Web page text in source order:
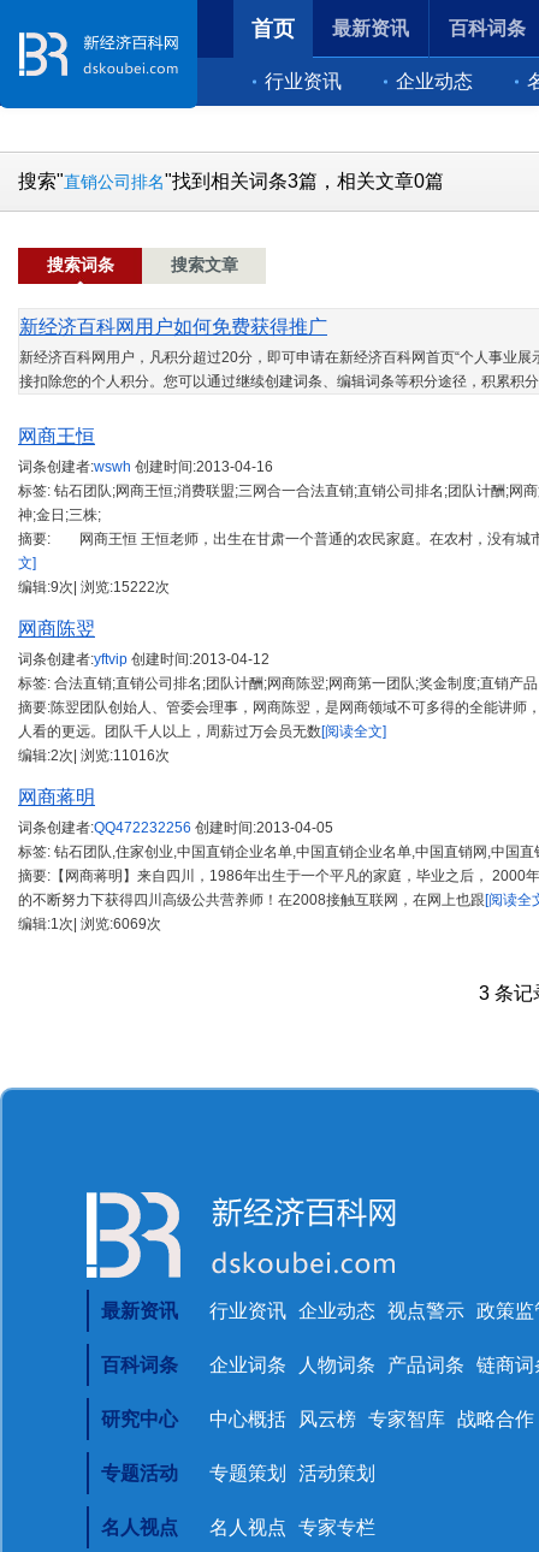
首页
行业资讯 企业动态
最新资讯 百科词条
搜索"直销公司排名"找到相关词条3篇，相关文章0篇
搜索词条 搜索文章
新经济百科网用户如何免费获得推广
新经济百科网用户，凡积分超过20分，即可申请在新经济百科网首页“个人事业
接扣除您的个人积分。您可以通过继续创建词条、编辑词条等积分途径，积累积
网商王恒
词条创建者:wswh 创建时间:2013-04-16
标签: 钻石团队;网商王恒;消费联盟;三网合一合法直销;直销公司排名;团队计酬;网
神;金日;三株;
摘要: 网商王恒 王恒老师，出生在甘肃一个普通的农民家庭。在农村，没有城
文]
编辑:9次| 浏览:15222次
网商陈翌
词条创建者:yftvip 创建时间:2013-04-12
标签: 合法直销;直销公司排名;团队计酬;网商陈翌;网商第一团队;奖金制度;直销产品
摘要:陈翌团队创始人、管委会理事，网商陈翌，是网商领域不可多得的全能讲
人看的更远。团队千人以上，周薪过万会员无数[阅读全文]
编辑:2次| 浏览:11016次
网商蒋明
词条创建者:QQ472232256 创建时间:2013-04-05
标签: 钻石团队,住家创业,中国直销企业名单,中国直销企业名单,中国直销网,中国
摘要:【网商蒋明】来自四川，1986年出生于一个平凡的家庭，毕业之后， 2000
的不断努力下获得四川高级公共营养师！在2008接触互联网，在网上也跟 [阅读全
编辑:1次| 浏览:6069次
3 条记
最新资讯 行业资讯 企业动态 视点警示 政策监
百科词条 企业词条 人物词条 产品词条 链商词
研究中心 中心概括 风云榜 专家智库 战略合作
专题活动 专题策划 活动策划
名人视点 名人视点 专家专栏